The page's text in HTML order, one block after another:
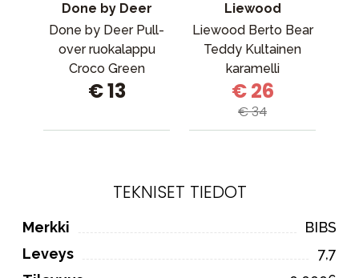
Done by Deer
Done by Deer Pull-
over ruokalappu
Croco Green
€ 13
Liewood
Liewood Berto Bear
Teddy Kultainen
karamelli
€ 26
€ 34
TEKNISET TIEDOT
Merkki
BIBS
Leveys
7,7